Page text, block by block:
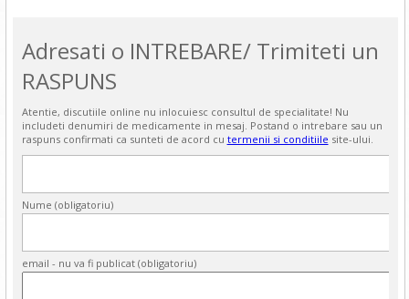
Adresati o INTREBARE/ Trimiteti un
RASPUNS
Atentie, discutiile online nu inlocuiesc consultul de specialitate! Nu
includeti denumiri de medicamente in mesaj. Postand o intrebare sau un
raspuns confirmati ca sunteti de acord cu termenii si conditiile site-ului.
Nume (obligatoriu)
email - nu va fi publicat (obligatoriu)